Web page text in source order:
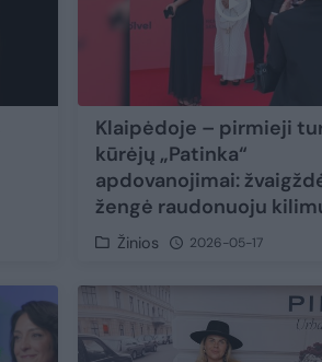
Klaipėdoje – pirmieji
kūrėjų „Patinka“
apdovanojimai:
žengė raudonuoju
Žinios 2026-05-17